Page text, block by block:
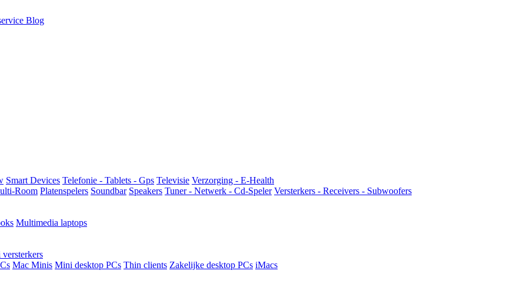
Blog
Smart Devices Telefonie - Tablets - Gps Televisie Verzorging - E-Health
Room Platenspelers Soundbar Speakers Tuner - Netwerk - Cd-Speler Versterkers - Receivers - Subwoofers
Multimedia laptops
Mac Minis Mini desktop PCs Thin clients Zakelijke desktop PCs iMacs